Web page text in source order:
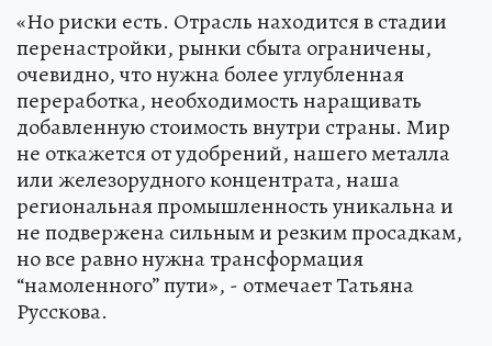
«Но риски есть. Отрасль находится в стадии
перенастройки, рынки сбыта ограничены,
очевидно, что нужна более углубленная
переработка, необходимость наращивать
добавленную стоимость внутри страны. Мир
не откажется от удобрений, нашего металла
или железорудного концентрата, наша
региональная промышленность уникальна и
не подвержена сильным и резким просадкам,
но все равно нужна трансформация
“намоленного” пути», - отмечает Татьяна
Русскова.